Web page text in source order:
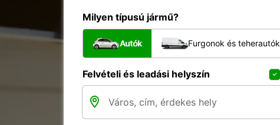
Milyen típusú jármű?
Autók Furgonok és teherautók
Felvételi és leadási helyszín